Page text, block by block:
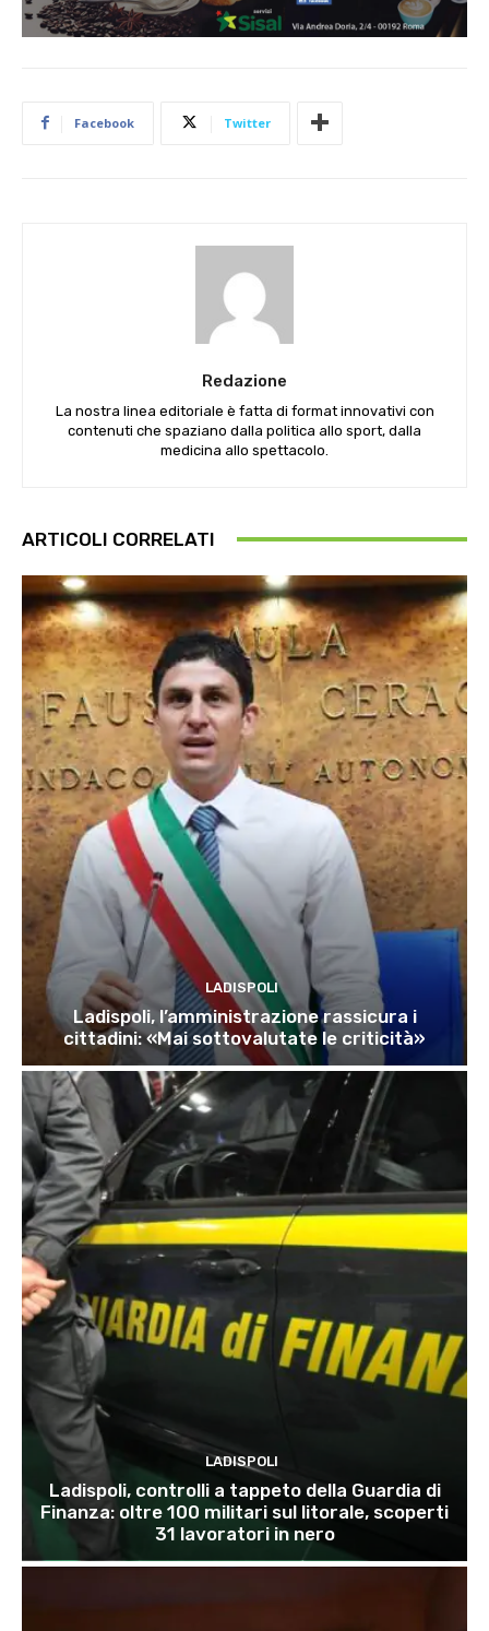
Facebook Twitter
Redazione
La nostra linea editoriale è fatta di format innovativi con
contenuti che spaziano dalla politica allo sport, dalla
medicina allo spettacolo.
ARTICOLI CORRELATI
LADISPOLI
Ladispoli, l’amministrazione rassicura i
cittadini: «Mai sottovalutate le criticità»
LADISPOLI
Ladispoli, controlli a tappeto della Guardia di
Finanza: oltre 100 militari sul litorale, scoperti
31 lavoratori in nero